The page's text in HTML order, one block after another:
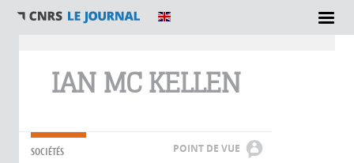
IAN MC KELLEN
SOCIÉTÉS POINT DE VUE